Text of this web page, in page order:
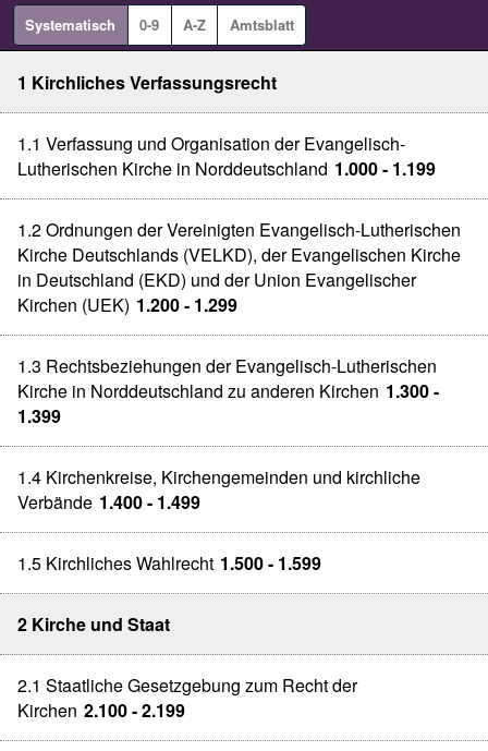
Systematisch 0-9 A-Z Amtsblatt
1 Kirchliches Verfassungsrecht
1.1 Verfassung und Organisation der Evangelisch-
Lutherischen Kirche in Norddeutschland 1.000 - 1.199
1.2 Ordnungen der Vereinigten Evangelisch-Lutherischen
Kirche Deutschlands (VELKD), der Evangelischen Kirche
in Deutschland (EKD) und der Union Evangelischer
Kirchen (UEK) 1.200 - 1.299
1.3 Rechtsbeziehungen der Evangelisch-Lutherischen
Kirche in Norddeutschland zu anderen Kirchen 1.300 -
1.399
1.4 Kirchenkreise, Kirchengemeinden und kirchliche
Verbände 1.400 - 1.499
1.5 Kirchliches Wahlrecht 1.500 - 1.599
2 Kirche und Staat
2.1 Staatliche Gesetzgebung zum Recht der
Kirchen 2.100 - 2.199